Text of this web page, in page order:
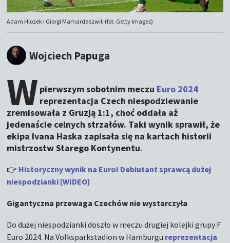
Adam Hlozek i Giorgi Mamardaszwili (fot. Getty Images)
Wojciech Papuga
W pierwszym sobotnim meczu Euro 2024
reprezentacja Czech niespodziewanie
zremisowała z Gruzją 1:1, choć oddała aż
jedenaście celnych strzałów. Taki wynik sprawił, że
ekipa Ivana Haska zapisała się na kartach historii
mistrzostw Starego Kontynentu.
👉 Historyczny wynik na Euro! Debiutant sprawcą dużej
niespodzianki [WIDEO]
Gigantyczna przewaga Czechów nie wystarczyła
Do dużej niespodzianki doszło w meczu drugiej kolejki grupy F
Euro 2024. Na Volksparkstadion w Hamburgu reprezentacja